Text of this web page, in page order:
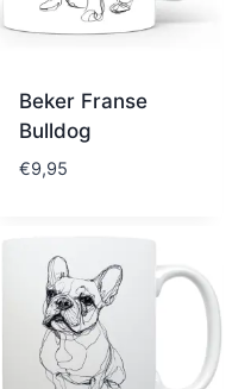
Beker Franse
Bulldog
€9,95